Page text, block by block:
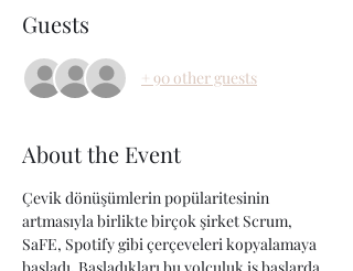
Guests
+ 90 other guests
About the Event
Çevik dönüşümlerin popülaritesinin
artmasıyla birlikte birçok şirket Scrum,
SaFE, Spotify gibi çerçeveleri kopyalamaya
başladı. Başladıkları bu yolculuk iş başlarda